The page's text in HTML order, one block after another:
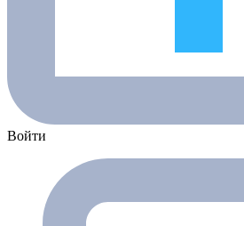
Войти